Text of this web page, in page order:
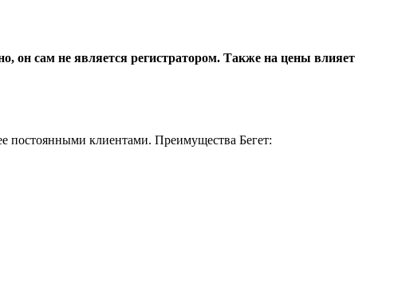
он сам не является регистратором. Также на цены влияет
постоянными клиентами. Преимущества Бегет: